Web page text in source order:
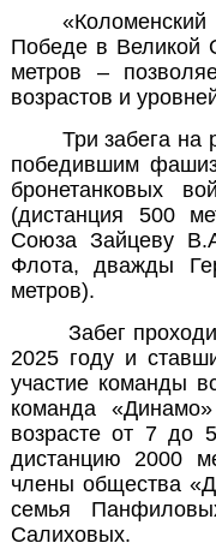
Победе в Великой
метров –
возрастов и
Три забега
победившим
бронетанковых
(дистанция 500
Союза Зайцеву
Флота, дважды
метров).
Забег
2025 году и
участие команды
команда
возрасте от 7 до
дистанцию 2000
члены общества
семья
Салиховых.